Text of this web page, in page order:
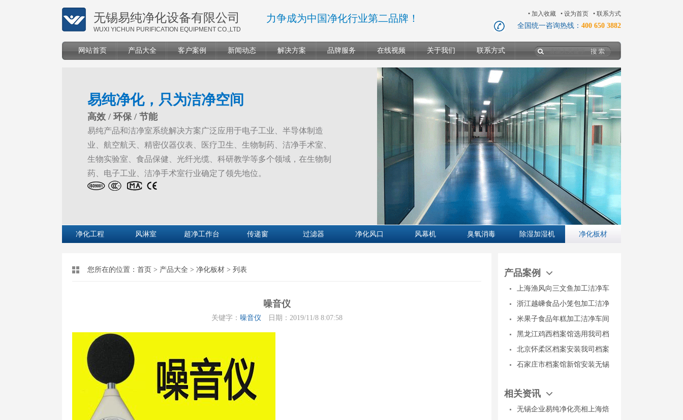
无锡易纯净化设备有限公司
WUXI YICHUN PURIFICATION EQUIPMENT CO.,LTD
力争成为中国净化行业第二品牌！ • 加入收藏 • 设为首页 • 联系方式
全国统一咨询热线： 400 650 3882
网站首页 产品大全 客户案例 新闻动态 解决方案 品牌服务 在线视频 关于我们 联系方式
易纯净化，只为洁净空间
高效 / 环保 / 节能
易纯产品和洁净室系统解决方案广泛应用于电子工业、半导体制造
业、航空航天、精密仪器仪表、医疗卫生、生物制药、洁净手术室、
生物实验室、食品保健、光纤光缆、科研教学等多个领域，在生物制
药、电子工业、洁净手术室行业确定了领先地位。
净化工程 风淋室 超净工作台 传递窗 过滤器 净化风口 风幕机 臭氧消毒 除湿加湿机 净化板材
您所在的位置： 首页 > 产品大全 > 净化板材 > 列表
噪音仪
关键字： 噪音仪 日期：2019/11/8 8:07:58
产品案例
上海渔风向三文鱼加工洁净车
浙江越嵊食品小笼包加工洁净
米果子食品年糕加工洁净车间
黑龙江鸡西档案馆选用我司档
北京怀柔区档案安装我司档案
石家庄市档案馆新馆安装无锡
相关资讯
无锡企业易纯净化亮相上海焙